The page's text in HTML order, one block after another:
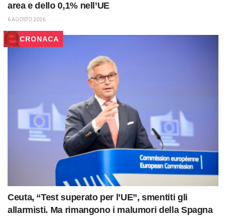
area e dello 0,1% nell’UE
6 AGOSTO 2026
CRONACA
Ceuta, “Test superato per l’UE”, smentiti gli
allarmisti. Ma rimangono i malumori della Spagna